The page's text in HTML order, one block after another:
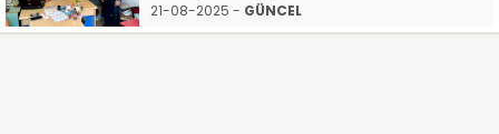
21-08-2025 - GÜNCEL